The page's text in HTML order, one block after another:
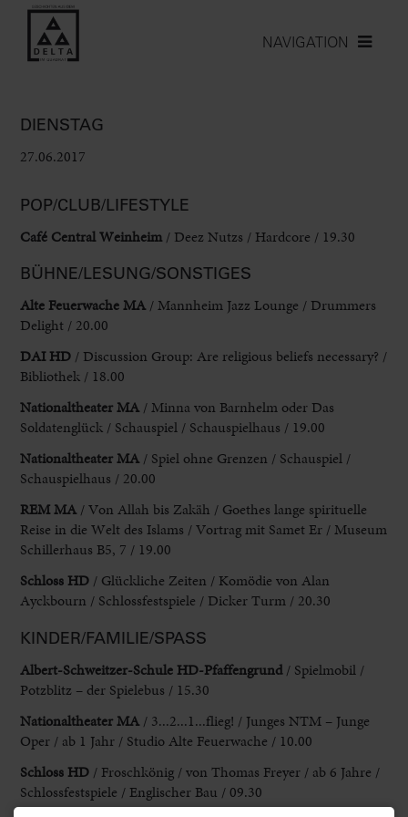
NAVIGATION
DIENSTAG
27.06.2017
POP/CLUB/LIFESTYLE
Café Central Weinheim / Deez Nutzs / Hardcore / 19.30
BÜHNE/LESUNG/SONSTIGES
Alte Feuerwache MA / Mannheim Jazz Lounge / Drummers
Delight / 20.00
DAI HD / Discussion Group: Are religious beliefs necessary? /
Bibliothek / 18.00
Nationaltheater MA / Minna von Barnhelm oder Das
Soldatenglück / Schauspiel / Schauspielhaus / 19.00
Nationaltheater MA / Spiel ohne Grenzen / Schauspiel /
Schauspielhaus / 20.00
REM MA / Von Allah bis Zakäh / Goethes lange spirituelle
Reise in die Welt des Islams / Vortrag mit Samet Er / Museum
Schillerhaus B5, 7 / 19.00
Schloss HD / Glückliche Zeiten / Komödie von Alan
Ayckbourn / Schlossfestspiele / Dicker Turm / 20.30
KINDER/FAMILIE/SPASS
Albert-Schweitzer-Schule HD-Pfaffengrund/ Spielmobil /
Potzblitz – der Spielebus / 15.30
Nationaltheater MA / 3...2...1...flieg! / Junges NTM – Junge
Oper / ab 1 Jahr / Studio Alte Feuerwache / 10.00
Schloss HD / Froschkönig / von Thomas Freyer / ab 6 Jahre /
Schlossfestspiele / Englischer Bau / 09.30